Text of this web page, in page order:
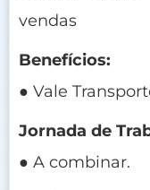
vendas
Benefícios:
● Vale
Jornada de
● A combinar.